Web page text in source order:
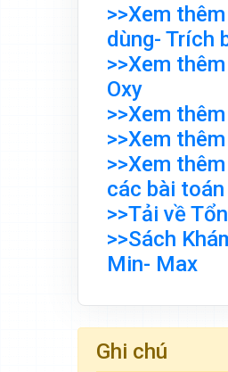
>>Xem
dùng- Trích
>>Xem
Oxy
>>Xem
>>Xem
>>Xem
các bài
>>Tải về
>>Sách
Min- Max
Ghi chú